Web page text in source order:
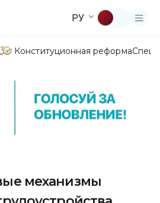
РУ
Конституционная реформа
механизмы